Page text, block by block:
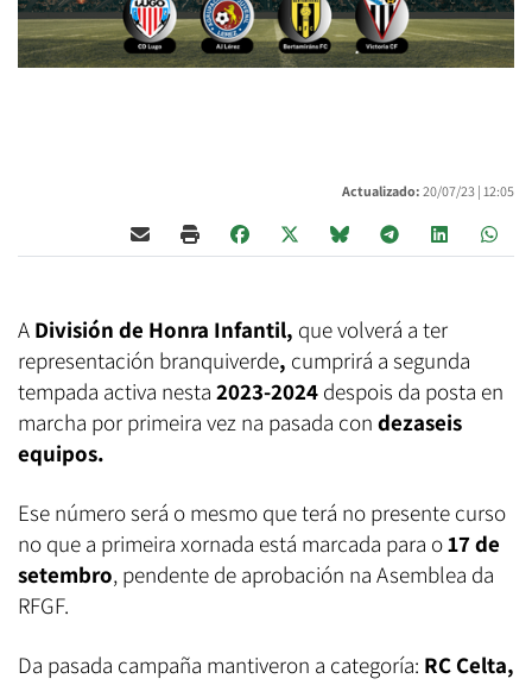
Actualizado: 20/07/23 | 12:05
A División de Honra Infantil, que volverá a ter
representación branquiverde, cumprirá a segunda
tempada activa nesta 2023-2024 despois da posta en
marcha por primeira vez na pasada con dezaseis
equipos.
Ese número será o mesmo que terá no presente curso
no que a primeira xornada está marcada para o17 de
setembro, pendente de aprobación na Asemblea da
RFGF.
Da pasada campaña mantiveron a categoría: RC Celta,